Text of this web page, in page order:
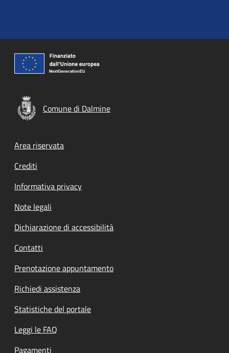
Comune di Dalmine
Footer menu
Area riservata
Crediti
Informativa privacy
Note legali
Dichiarazione di accessibilità
Contatti
Prenotazione appuntamento
Richiedi assistenza
Statistiche del portale
Leggi le FAQ
Pagamenti